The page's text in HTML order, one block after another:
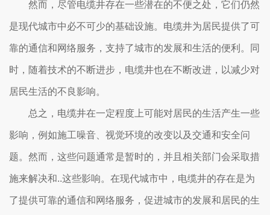
然而，尽管电缆井存在一些潜在的不便之处，它们仍然
是现代城市中必不可少的基础设施。电缆井为居民提供了可
靠的通信和网络服务，支持了城市的发展和生活的便利。同
时，随着技术的不断进步，电缆井也在不断改进，以减少对
居民生活的不良影响。
总之，电缆井在一定程度上可能对居民的生活产生一些
影响，例如施工噪音、视觉环境的改变以及交通和安全问
题。然而，这些问题通常是暂时的，并且相关部门会采取措
施来解决和..这些影响。在现代城市中，电缆井的存在是为
了提供可靠的通信和网络服务，促进城市的发展和居民的生